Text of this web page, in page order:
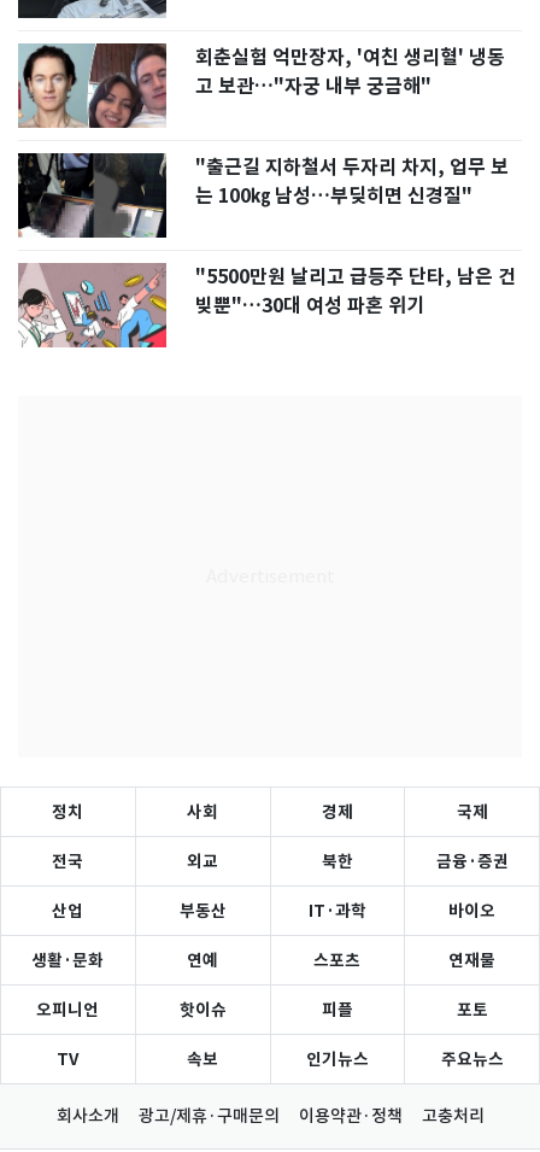
회춘실험 억만장자, '여친 생리혈' 냉동
고 보관…"자궁 내부 궁금해"
"출근길 지하철서 두자리 차지, 업무 보
는 100㎏ 남성…부딪히면 신경질"
"5500만원 날리고 급등주 단타, 남은 건
빚뿐"…30대 여성 파혼 위기
정치 사회 경제 국제
전국 외교 북한 금융·증권
산업 부동산 IT·과학 바이오
생활·문화 연예 스포츠 연재물
오피니언 핫이슈 피플 포토
TV 속보 인기뉴스 주요뉴스
회사소개 광고/제휴·구매문의 이용약관·정책 고충처리